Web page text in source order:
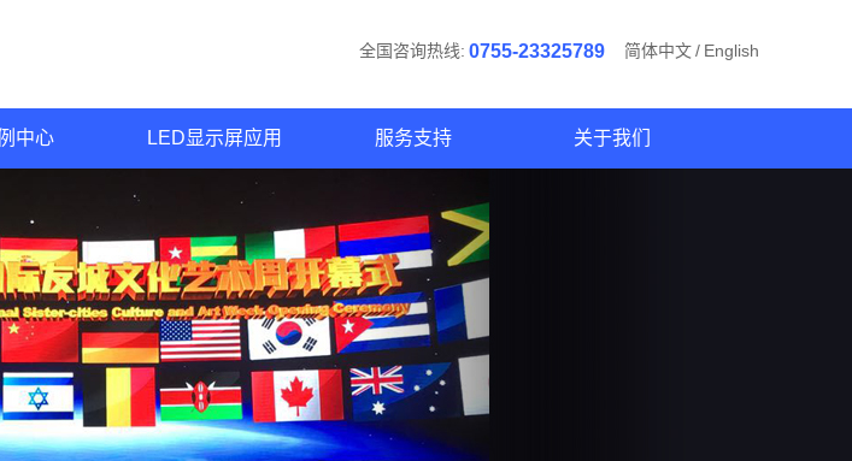
全国咨询热线: 0755-23325789 简体中文/ English
中心 LED显示屏应用 服务支持 关于我们